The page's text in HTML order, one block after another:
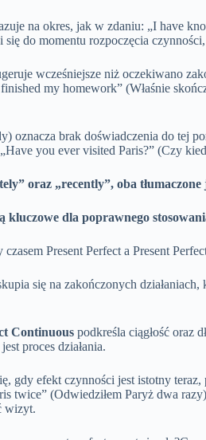
na okres, jak w zdaniu: „I have
się do momentu rozpoczęcia
wcześniejsze niż oczekiwano
my homework” (Właśnie
oznacza brak doświadczenia do tej
you ever visited Paris?” (Czy
oraz „recently”, oba
kluczowe dla poprawnego
Present Perfect a Present
się na zakończonych
Continuous podkreśla ciągłość oraz
proces działania.
gdy efekt czynności jest istotny teraz,
twice” (Odwiedziłem Paryż dwa
wizyt.